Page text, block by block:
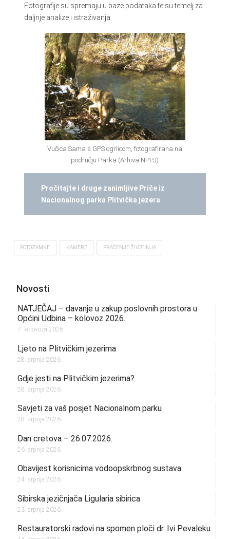
Fotografije su spremaju u baze podataka te su temelj za
daljnje analize i istraživanja.
Vučica Sama s GPS ogrlicom, fotografirana na
području Parka (Arhiva NPPJ)
Pročitajte i druge zanimljive Priče iz
Nacionalnog parka Plitvička jezera
FOTOZAMKE KAMERE PRAĆENJE ŽIVOTINJA
Novosti
NATJEČAJ – davanje u zakup poslovnih prostora u
Općini Udbina – kolovoz 2026.
7. kolovoza 2026.
Ljeto na Plitvičkim jezerima
28. srpnja 2026.
Gdje jesti na Plitvičkim jezerima?
28. srpnja 2026.
Savjeti za vaš posjet Nacionalnom parku
28. srpnja 2026.
Dan cretova – 26.07.2026.
26. srpnja 2026.
Obavijest korisnicima vodoopskrbnog sustava
24. srpnja 2026.
Sibirska jezičnjača Ligularia sibirica
23. srpnja 2026.
Restauratorski radovi na spomen ploči dr. Ivi Pevaleku